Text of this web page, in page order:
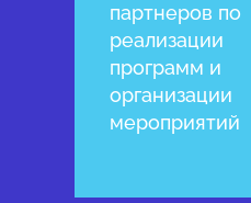
партнеров по
реализации
программ и
организации
мероприятий